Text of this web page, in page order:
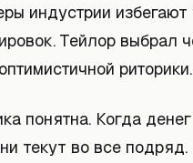
индустрии избегают
Тейлор выбрал
риторики.
понятна. Когда
текут во все подряд.